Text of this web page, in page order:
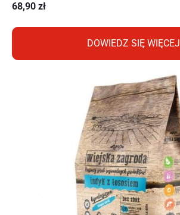
68,90 zł
DOWIEDZ SIĘ WIĘCEJ